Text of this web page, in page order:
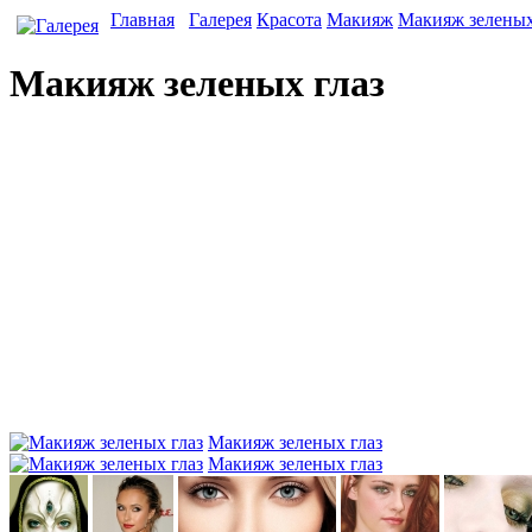
Главная Галерея Красота Макияж Макияж
Макияж зеленых глаз
Макияж зеленых глаз
Макияж зеленых глаз